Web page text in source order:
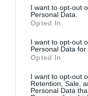
I want to opt-out
Personal Data.
Opted In
I want to opt-out
Personal Data for
Opted In
I want to opt-out
Retention, Sale,
Personal Data
Aleix Riba,
Losantos,
juntament amb
d’una proposta